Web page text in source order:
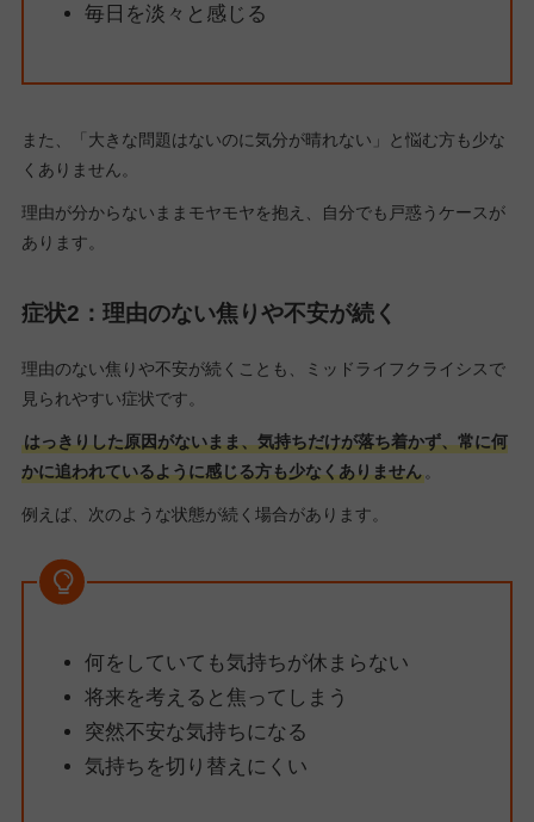
毎日を淡々と感じる
また、「大きな問題はないのに気分が晴れない」と悩む方も少な
くありません。
理由が分からないままモヤモヤを抱え、自分でも戸惑うケースが
あります。
症状2：理由のない焦りや不安が続く
理由のない焦りや不安が続くことも、ミッドライフクライシスで
見られやすい症状です。
はっきりした原因がないまま、気持ちだけが落ち着かず、常に何
かに追われているように感じる方も少なくありません。
例えば、次のような状態が続く場合があります。
何をしていても気持ちが休まらない
将来を考えると焦ってしまう
突然不安な気持ちになる
気持ちを切り替えにくい